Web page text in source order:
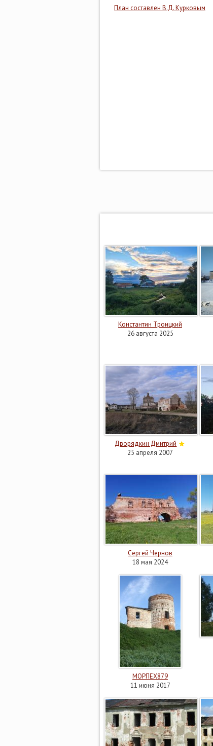
План составлен В.Д. Курковым
Константин Троицкий
26 августа 2025
Дворядкин Дмитрий
25 апреля 2007
Сергей Чернов
18 мая 2024
МОРПЕХ879
11 июня 2017